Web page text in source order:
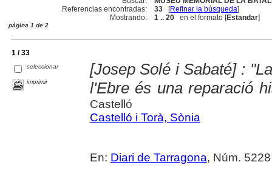
Referencias encontradas:
33 [Refinar la búsqueda]
Mostrando:
1 .. 20 en el formato [Estandar]
página 1 de 2
1 / 33
seleccionar
imprimir
[Josep Solé i Sabaté] :
l'Ebre és una reparació
Castelló
Castelló i Torà, Sònia
En: Diari de Tarragona, Núm.